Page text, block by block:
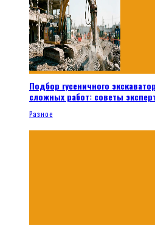
Подбор гусеничного
сложных работ: советы
Разное